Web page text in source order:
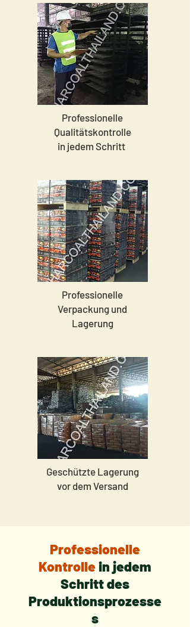
Professionelle
Qualitätskontrolle
in jedem Schritt
Professionelle
Verpackung und
Lagerung
Geschützte Lagerung
vor dem Versand
Professionelle
Kontrollein jedem
Schritt des
Produktionsprozesse
s